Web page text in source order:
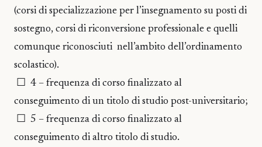
(corsi di specializzazione per l’insegnamento su posti di
sostegno, corsi di riconversione professionale e quelli
comunque riconosciuti nell’ambito dell’ordinamento
scolastico).
☐ 4 – frequenza di corso finalizzato al
conseguimento di un titolo di studio post-universitario;
☐ 5 – frequenza di corso finalizzato al
conseguimento di altro titolo di studio.